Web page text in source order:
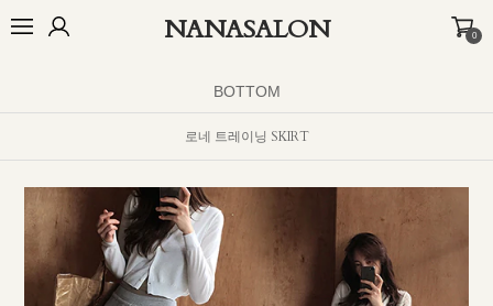
NANASALON 0
BOTTOM
로네 트레이닝 SKIRT